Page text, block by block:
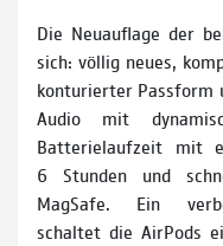
Die Neuauflage der
sich: völlig neues,
konturierter Passform
Audio mit
Batterielaufzeit mit
6 Stunden und
MagSafe. Ein
schaltet die AirPods